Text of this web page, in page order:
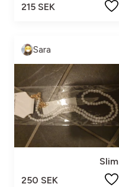
215 SEK
Sara
Slim
250 SEK